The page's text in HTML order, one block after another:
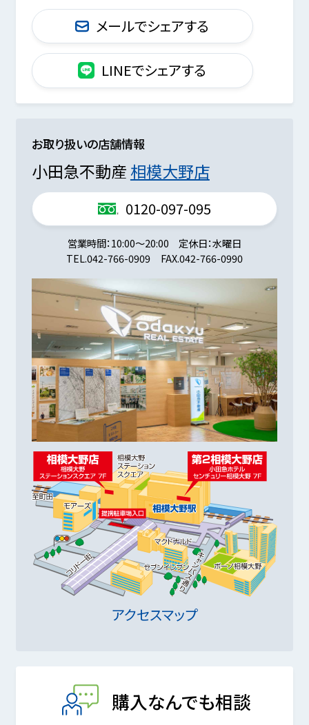
メールでシェアする
LINEでシェアする
お取り扱いの店舗情報
小田急不動産 相模大野店
0120-097-095
営業時間 10:00～20:00 定休日 水曜日
TEL.042-766-0909 FAX.042-766-0990
アクセスマップ
購入なんでも相談